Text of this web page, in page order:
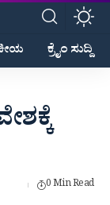
ಕ್ರೈಂ ಸುದ್ದಿ
0 Min Read